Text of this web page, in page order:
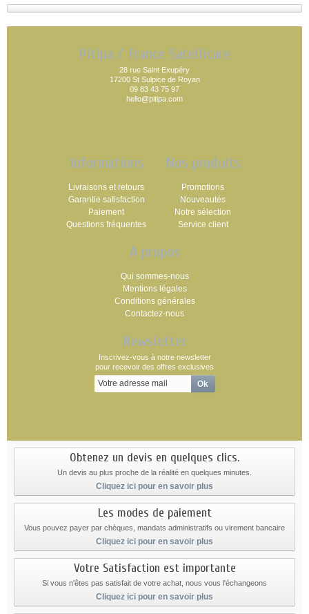
Pitipa / France Satellicare
28 rue Saint Exupéry
17200 St Sulpice de Royan
09 83 43 75 97
hello@pitipa.com
Informations
Livraisons et retours
Garantie satisfaction
Paiement
Questions fréquentes
Nos produits
Promotions
Nouveautés
Notre sélection
Service client
A propos
Qui sommes-nous
Mentions légales
Conditions générales
Contactez-nous
Newsletter
Inscrivez-vous à notre newsletter
pour recevoir des offres exclusives
Obtenez un devis en quelques clics.
Un devis au plus proche de la réalité en quelques minutes.
Cliquez ici pour en savoir plus
Les modes de paiement
Vous pouvez payer par chèques, mandats administratifs ou virement bancaire
Cliquez ici pour en savoir plus
Votre Satisfaction est importante
Si vous n'êtes pas satisfait de votre achat, nous vous l'échangeons
Cliquez ici pour en savoir plus